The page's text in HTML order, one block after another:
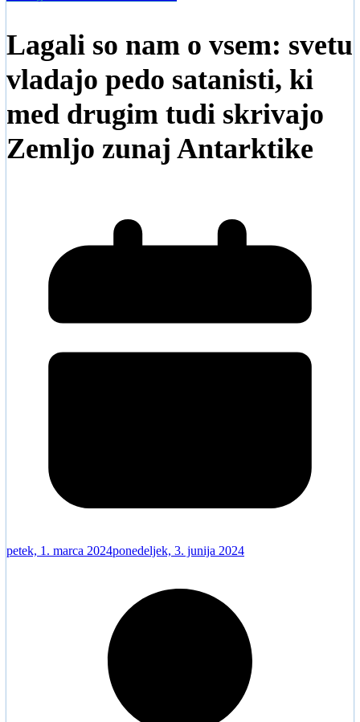
Lagali so nam o vsem: svetu
vladajo pedo satanisti, ki
med drugim tudi skrivajo
Zemljo zunaj Antarktike
petek, 1. marca 2024ponedeljek, 3. junija 2024